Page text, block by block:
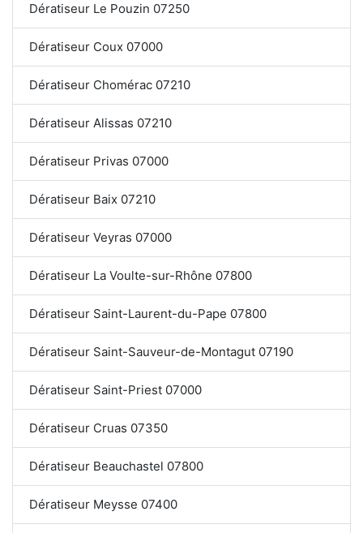
Dératiseur Le Pouzin 07250
Dératiseur Coux 07000
Dératiseur Chomérac 07210
Dératiseur Alissas 07210
Dératiseur Privas 07000
Dératiseur Baix 07210
Dératiseur Veyras 07000
Dératiseur La Voulte-sur-Rhône 07800
Dératiseur Saint-Laurent-du-Pape 07800
Dératiseur Saint-Sauveur-de-Montagut 07190
Dératiseur Saint-Priest 07000
Dératiseur Cruas 07350
Dératiseur Beauchastel 07800
Dératiseur Meysse 07400